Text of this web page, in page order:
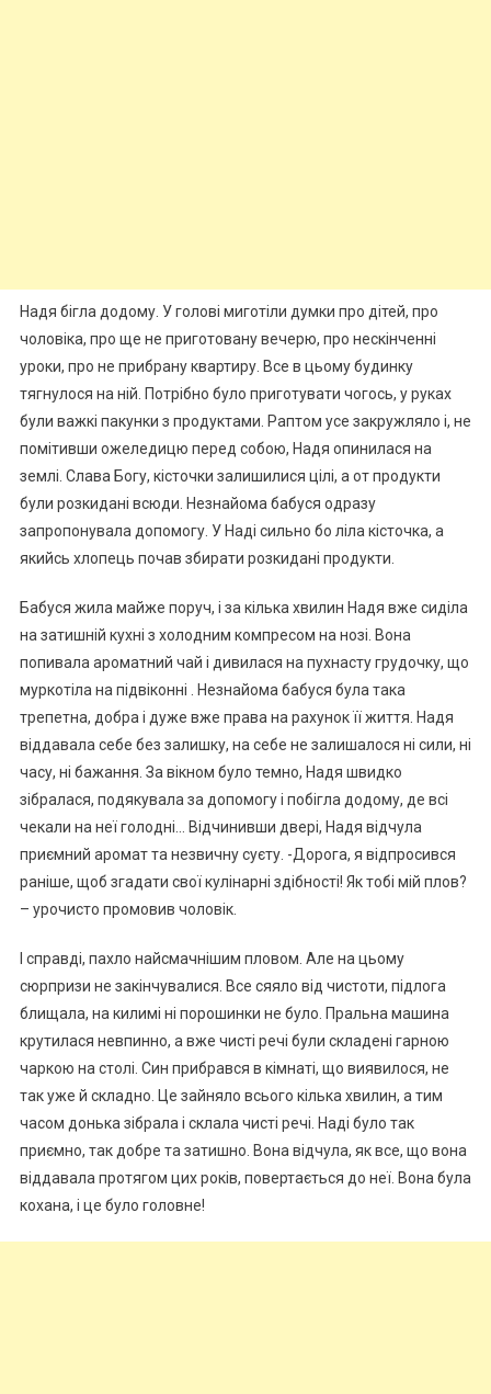
Надя бігла додому. У голові миготіли думки про дітей, про
чоловіка, про ще не приготовану вечерю, про нескінченні
уроки, про не прибрану квартиру. Все в цьому будинку
тягнулося на ній. Потрібно було приготувати чогось, у руках
були важкі пакунки з продуктами. Раптом усе закружляло і, не
помітивши ожеледицю перед собою, Надя опинилася на
землі. Слава Богу, кісточки залишилися цілі, а от продукти
були розкидані всюди. Незнайома бабуся одразу
запропонувала допомогу. У Наді сильно бо ліла кісточка, а
якийсь хлопець почав збирати розкидані продукти.
Бабуся жила майже поруч, і за кілька хвилин Надя вже сиділа
на затишній кухні з холодним компресом на нозі. Вона
попивала ароматний чай і дивилася на пухнасту грудочку, що
муркотіла на підвіконні . Незнайома бабуся була така
трепетна, добра і дуже вже права на рахунок її життя. Надя
віддавала себе без залишку, на себе не залишалося ні сили, ні
часу, ні бажання. За вікном було темно, Надя швидко
зібралася, подякувала за допомогу і побігла додому, де всі
чекали на неї голодні… Відчинивши двері, Надя відчула
приємний аромат та незвичну суєту. -Дорога, я відпросився
раніше, щоб згадати свої кулінарні здібності! Як тобі мій плов?
– урочисто промовив чоловік.
І справді, пахло найсмачнішим пловом. Але на цьому
сюрпризи не закінчувалися. Все сяяло від чистоти, підлога
блищала, на килимі ні порошинки не було. Пральна машина
крутилася невпинно, а вже чисті речі були складені гарною
чаркою на столі. Син прибрався в кімнаті, що виявилося, не
так уже й складно. Це зайняло всього кілька хвилин, а тим
часом донька зібрала і склала чисті речі. Наді було так
приємно, так добре та затишно. Вона відчула, як все, що вона
віддавала протягом цих років, повертається до неї. Вона була
кохана, і це було головне!